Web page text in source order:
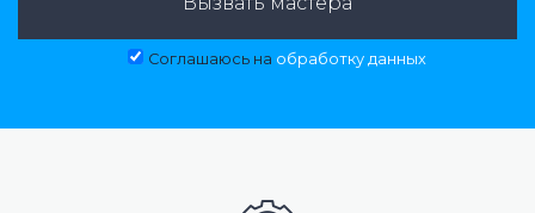
Соглашаюсь на обработку данных